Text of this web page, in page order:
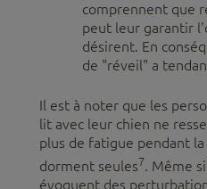
comprennent que
peut leur garantir
désirent. En
de "réveil" a
Il est à noter que les
lit avec leur chien ne
plus de fatigue pendant
dorment seules7. Même
évoquent des